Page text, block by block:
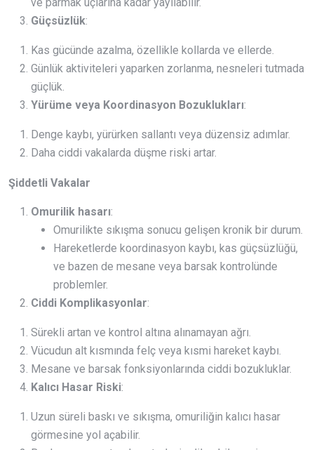
Güçsüzlük:
Kas gücünde azalma, özellikle kollarda ve ellerde.
Günlük aktiviteleri yaparken zorlanma, nesneleri tutmada
güçlük.
Yürüme veya Koordinasyon Bozuklukları:
Denge kaybı, yürürken sallantı veya düzensiz adımlar.
Daha ciddi vakalarda düşme riski artar.
Şiddetli Vakalar
Omurilik hasarı:
Omurilikte sıkışma sonucu gelişen kronik bir durum.
Hareketlerde koordinasyon kaybı, kas güçsüzlüğü,
ve bazen de mesane veya barsak kontrolünde
problemler.
Ciddi Komplikasyonlar:
Sürekli artan ve kontrol altına alınamayan ağrı.
Vücudun alt kısmında felç veya kısmi hareket kaybı.
Mesane ve barsak fonksiyonlarında ciddi bozukluklar.
Kalıcı Hasar Riski:
Uzun süreli baskı ve sıkışma, omuriliğin kalıcı hasar
görmesine yol açabilir.